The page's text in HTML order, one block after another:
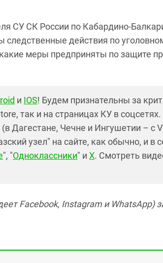
СУ СК России по Кабардино-
действия по
меры предприняты по защите
и IOS! Будем признательны за
так и на страницах КУ в соцсетях.
(в Дагестане, Чечне и Ингушетии – с
узел" на сайте, как обычно, и в
", "Одноклассники" и X. Смотреть
Facebook, Instagram и WhatsApp)